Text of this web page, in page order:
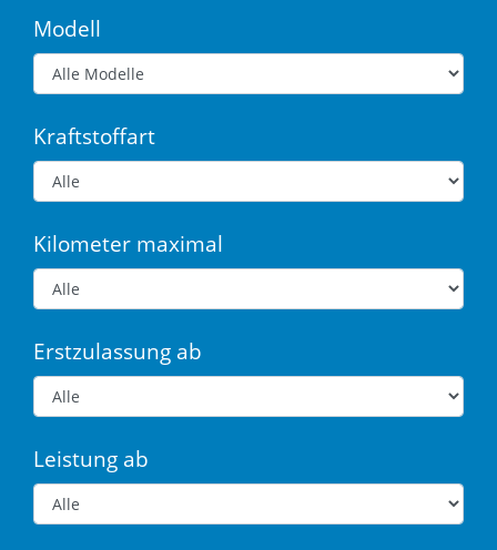
Modell
Kraftstoffart
Kilometer maximal
Erstzulassung ab
Leistung ab